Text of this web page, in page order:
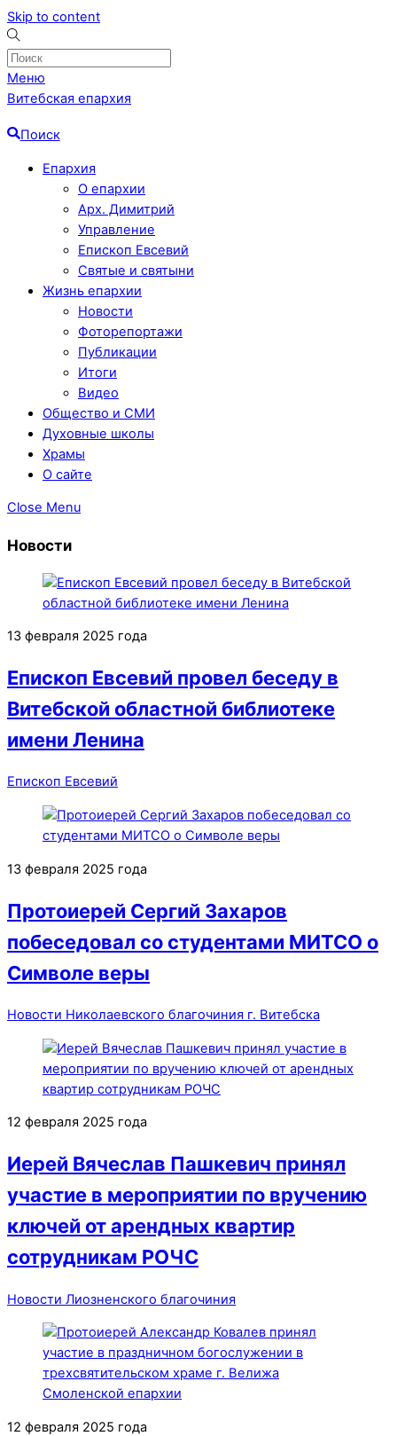
Skip to content
Меню
Витебская епархия
Поиск
Епархия
О епархии
Арх. Димитрий
Управление
Епископ Евсевий
Святые и святыни
Жизнь епархии
Новости
Фоторепортажи
Публикации
Итоги
Видео
Общество и СМИ
Духовные школы
Храмы
О сайте
Close Menu
Новости
13 февраля 2025 года
Епископ Евсевий провел беседу в
Витебской областной библиотеке
имени Ленина
Епископ Евсевий
13 февраля 2025 года
Протоиерей Сергий Захаров
побеседовал со студентами МИТСО о
Символе веры
Новости Николаевского благочиния г. Витебска
12 февраля 2025 года
Иерей Вячеслав Пашкевич принял
участие в мероприятии по вручению
ключей от арендных квартир
сотрудникам РОЧС
Новости Лиозненского благочиния
12 февраля 2025 года